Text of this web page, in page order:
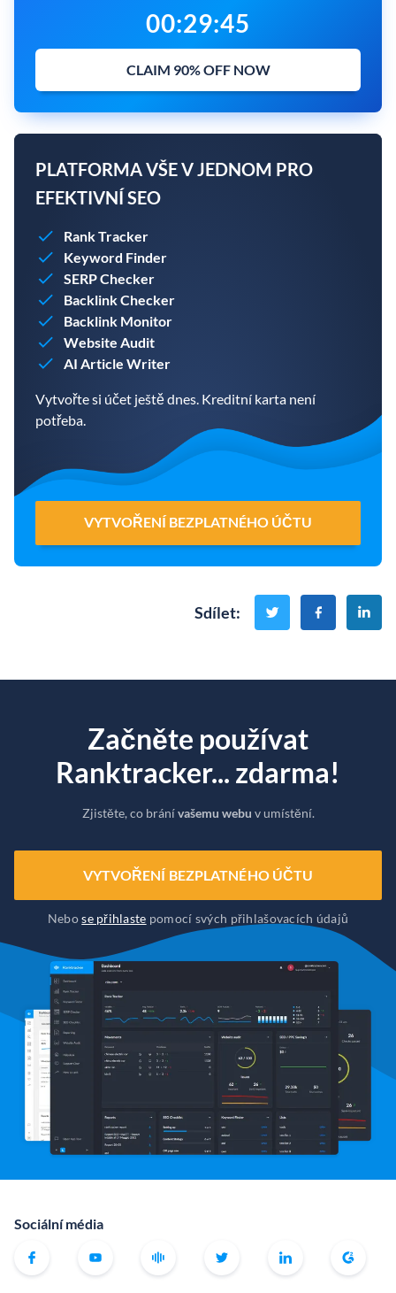
00:29:44
CLAIM 90% OFF NOW
PLATFORMA VŠE V JEDNOM PRO
EFEKTIVNÍ SEO
Rank Tracker
Keyword Finder
SERP Checker
Backlink Checker
Backlink Monitor
Website Audit
AI Article Writer
Vytvořte si účet ještě dnes. Kreditní karta není
potřeba.
VYTVOŘENÍ BEZPLATNÉHO ÚČTU
Sdílet:
Začněte používat
Ranktracker... zdarma!
Zjistěte, co bránívašemu webu v umístění.
VYTVOŘENÍ BEZPLATNÉHO ÚČTU
Nebose přihlaste pomocí svých přihlašovacích údajů
Sociální média